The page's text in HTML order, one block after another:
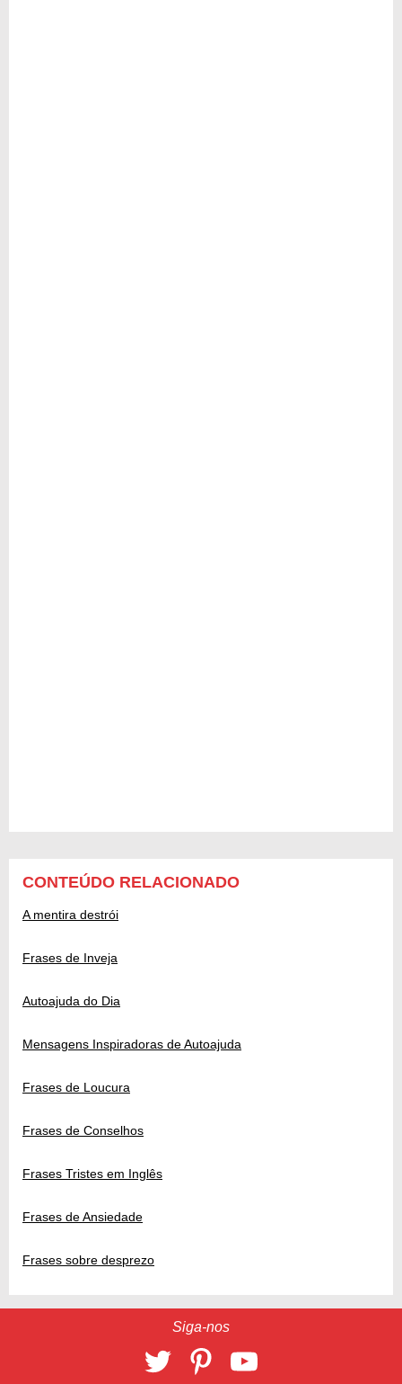
CONTEÚDO RELACIONADO
A mentira destrói
Frases de Inveja
Autoajuda do Dia
Mensagens Inspiradoras de Autoajuda
Frases de Loucura
Frases de Conselhos
Frases Tristes em Inglês
Frases de Ansiedade
Frases sobre desprezo
Siga-nos